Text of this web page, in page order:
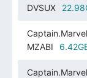
DVSUX
MZABI